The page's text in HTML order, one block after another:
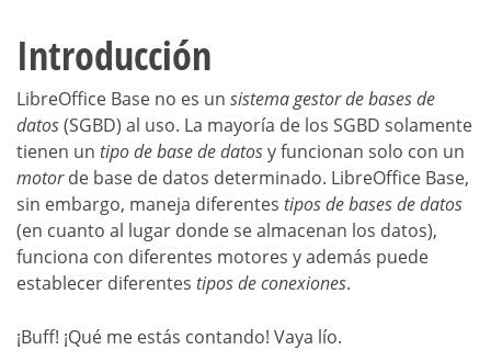
Introducción
LibreOffice Base no es un sistema gestor de bases de
datos(SGBD) al uso. La mayoría de los SGBD solamente
tienen un tipo debase de datosy funcionan solo con un
motorde base de datos determinado. LibreOffice Base,
sin embargo, maneja diferentes tipos de bases de datos
(en cuanto al lugar donde se almacenan los datos),
funciona con diferentes motores y además puede
establecer diferentes tipos de conexiones.
¡Buff! ¡Qué me estás contando! Vaya lío.